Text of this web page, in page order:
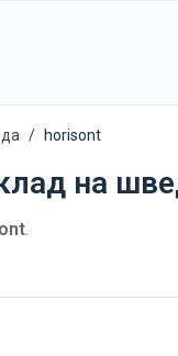
horisont
на
.